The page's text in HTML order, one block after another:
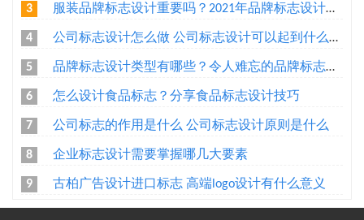
3 服装品牌标志设计重要吗？2021年品牌标志设计趋势有哪些？
4 公司标志设计怎么做 公司标志设计可以起到什么作用
5 品牌标志设计类型有哪些？令人难忘的品牌标志是如何设计出来的？
6 怎么设计食品标志？分享食品标志设计技巧
7 公司标志的作用是什么 公司标志设计原则是什么
8 企业标志设计需要掌握哪几大要素
9 古柏广告设计进口标志 高端logo设计有什么意义